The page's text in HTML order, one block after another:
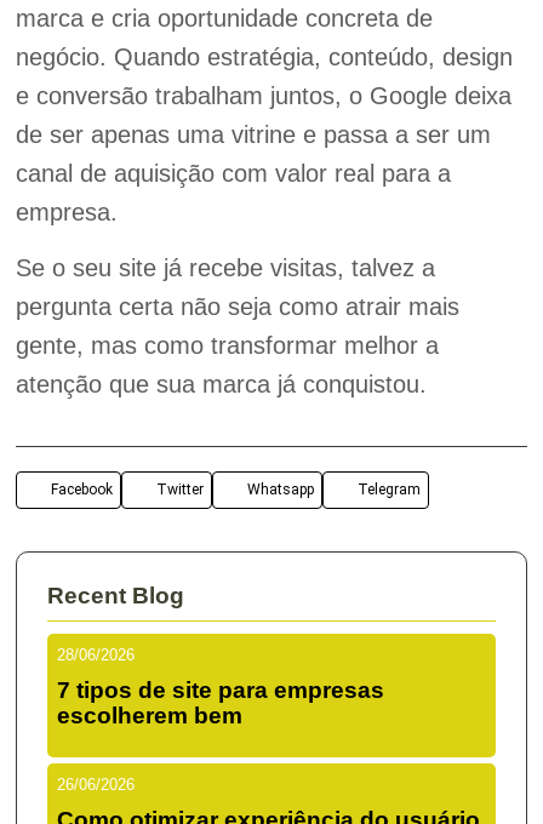
marca e cria oportunidade concreta de
negócio. Quando estratégia, conteúdo, design
e conversão trabalham juntos, o Google deixa
de ser apenas uma vitrine e passa a ser um
canal de aquisição com valor real para a
empresa.
Se o seu site já recebe visitas, talvez a
pergunta certa não seja como atrair mais
gente, mas como transformar melhor a
atenção que sua marca já conquistou.
Facebook Twitter Whatsapp Telegram
Recent Blog
28/06/2026
7 tipos de site para empresas
escolherem bem
26/06/2026